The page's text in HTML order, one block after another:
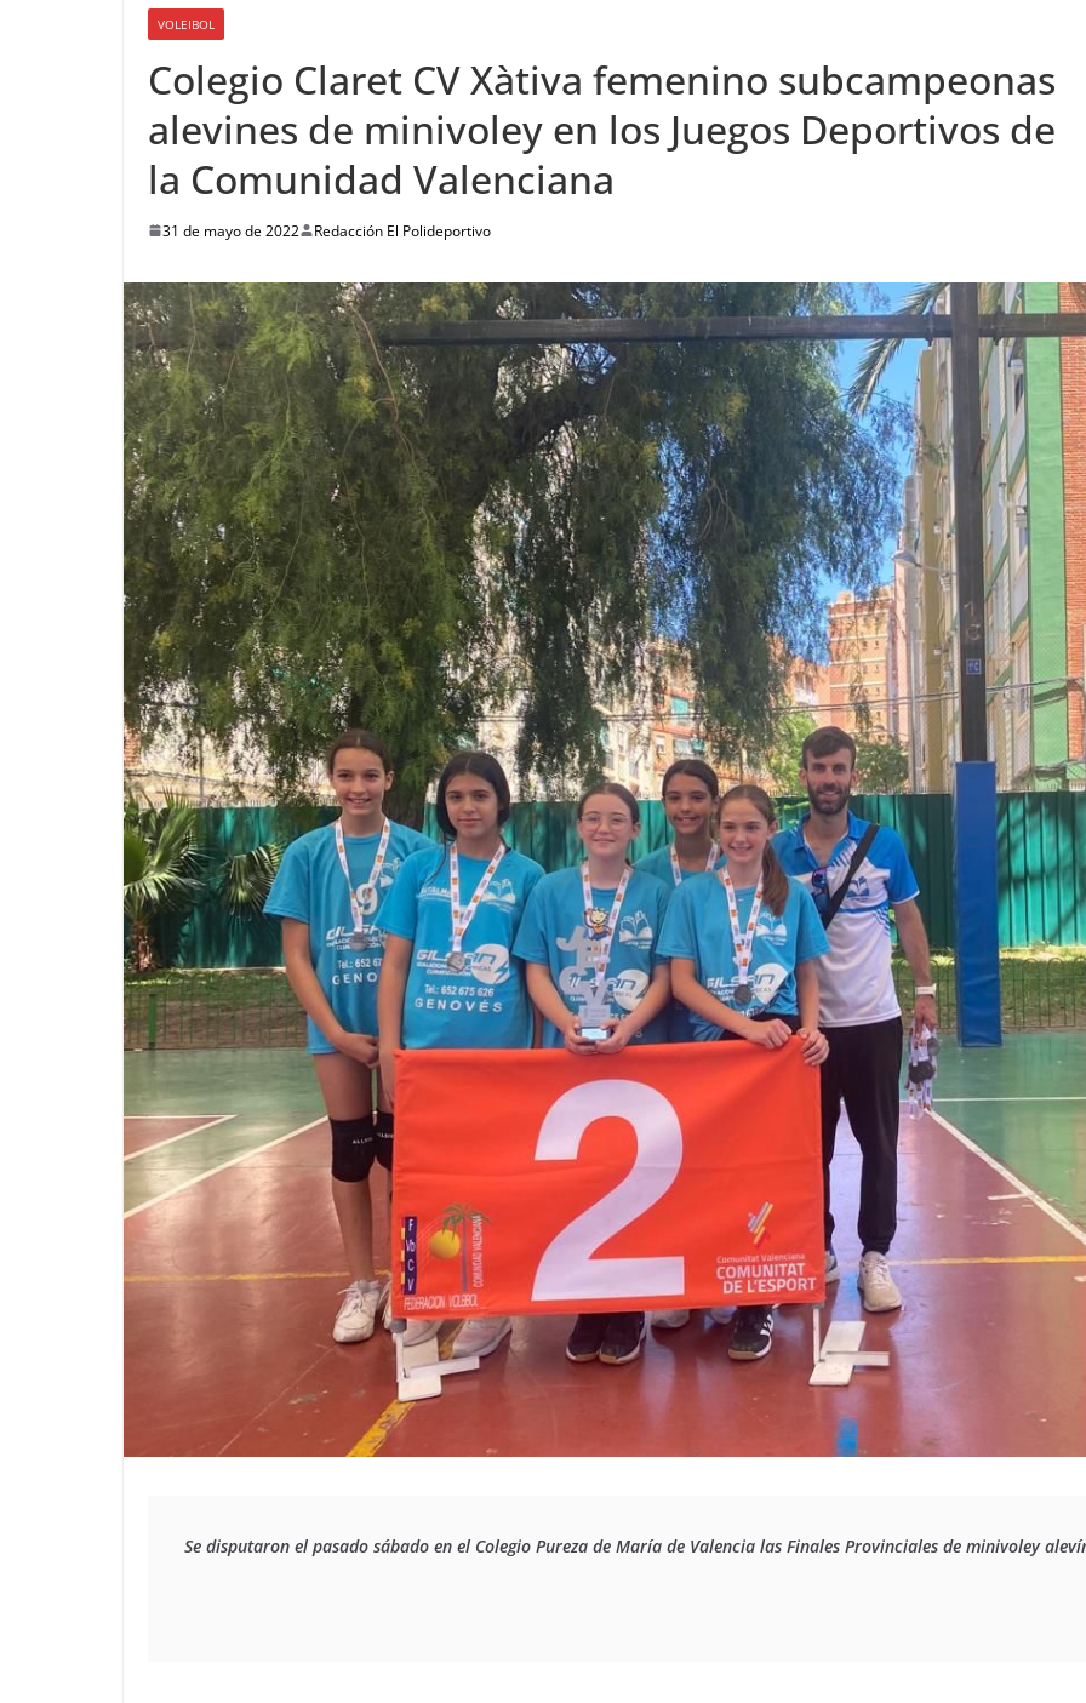
VOLEIBOL
Colegio Claret CV Xàtiva femenino subcampeonas
alevines de minivoley en los Juegos Deportivos de
la Comunidad Valenciana
31 de mayo de 2022 Redacción El Polideportivo
Se disputaron el pasado sábado en el Colegio Pureza de María de Valencia las Finales Provinciales de minivoley